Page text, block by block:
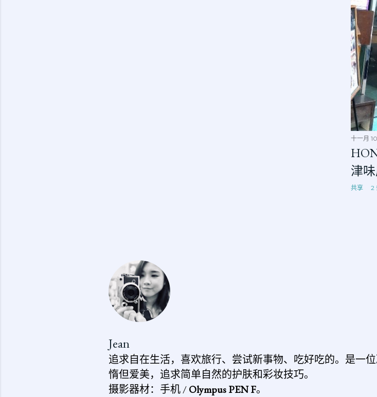
十一月
津
共享 2
Jean
追求自在生活，喜欢旅行、尝试新事物、吃好吃的。是一
惰但爱美，追求简单自然的护肤和彩妆技巧。
摄影器材：手机 /Olympus PEN F。